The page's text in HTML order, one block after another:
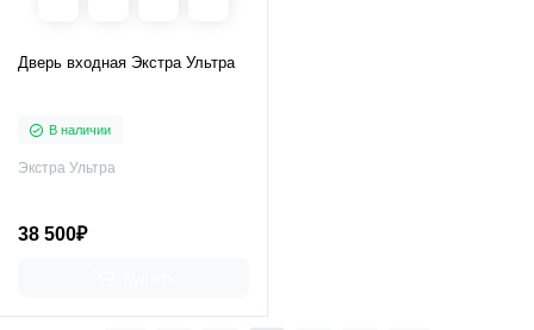
Дверь входная Экстра Ультра
В наличии
Экстра Ультра
38 500₽